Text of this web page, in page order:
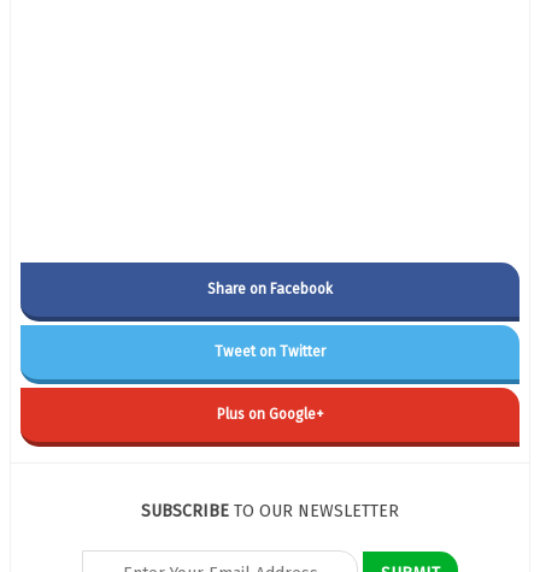
Share on Facebook
Tweet on Twitter
Plus on Google+
SUBSCRIBE TO OUR NEWSLETTER